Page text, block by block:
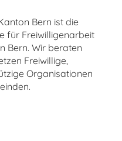
Bern ist die
für Freiwilligenarbeit
Bern. Wir beraten
Freiwillige,
Organisationen